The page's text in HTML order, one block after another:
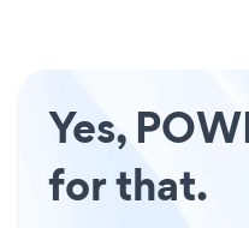
Yes,
for that.